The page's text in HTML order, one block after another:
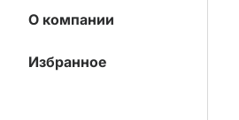
О компании
Избранное